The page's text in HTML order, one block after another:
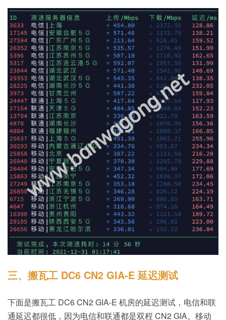
三、搬瓦工 DC6 CN2 GIA-E 延迟测试
下面是搬瓦工 DC6 CN2 GIA-E 机房的延迟测试，电信和联
通延迟都很低，因为电信和联通都是双程 CN2 GIA。移动